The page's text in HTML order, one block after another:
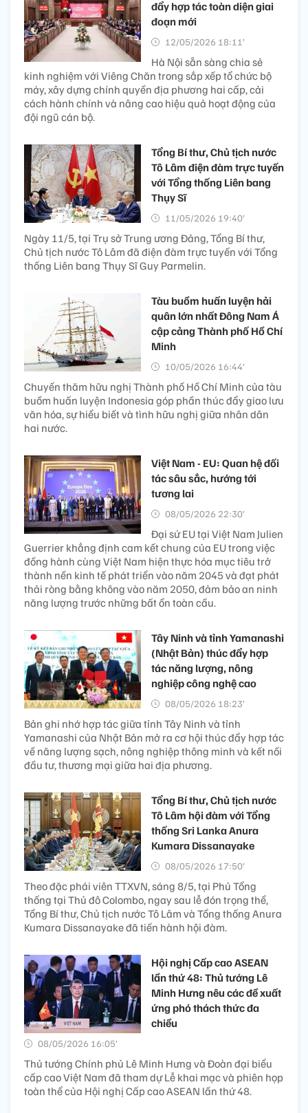
đẩy hợp tác toàn diện giai
đoạn mới
12/05/2026 18:11’
Hà Nội sẵn sàng chia sẻ
kinh nghiệm với Viêng Chăn trong sắp xếp tổ chức bộ
máy, xây dựng chính quyền địa phương hai cấp, cải
cách hành chính và nâng cao hiệu quả hoạt động của
đội ngũ cán bộ.
Tổng Bí thư, Chủ tịch nước
Tô Lâm điện đàm trực tuyến
với Tổng thống Liên bang
Thụy Sĩ
11/05/2026 19:40’
Ngày 11/5, tại Trụ sở Trung ương Đảng, Tổng Bí thư,
Chủ tịch nước Tô Lâm đã điện đàm trực tuyến với Tổng
thống Liên bang Thụy Sĩ Guy Parmelin.
Tàu buồm huấn luyện hải
quân lớn nhất Đông Nam Á
cập cảng Thành phố Hồ Chí
Minh
10/05/2026 16:44’
Chuyến thăm hữu nghị Thành phố Hồ Chí Minh của tàu
buồm huấn luyện Indonesia góp phần thúc đẩy giao lưu
văn hóa, sự hiểu biết và tình hữu nghị giữa nhân dân
hai nước.
Việt Nam - EU: Quan hệ đối
tác sâu sắc, hướng tới
tương lai
08/05/2026 22:30’
Đại sứ EU tại Việt Nam Julien
Guerrier khẳng định cam kết chung của EU trong việc
đồng hành cùng Việt Nam hiện thực hóa mục tiêu trở
thành nền kinh tế phát triển vào năm 2045 và đạt phát
thải ròng bằng không vào năm 2050, đảm bảo an ninh
năng lượng trước những bất ổn toàn cầu.
Tây Ninh và tỉnh Yamanashi
(Nhật Bản) thúc đẩy hợp
tác năng lượng, nông
nghiệp công nghệ cao
08/05/2026 18:23’
Bản ghi nhớ hợp tác giữa tỉnh Tây Ninh và tỉnh
Yamanashi của Nhật Bản mở ra cơ hội thúc đẩy hợp tác
về năng lượng sạch, nông nghiệp thông minh và kết nối
đầu tư, thương mại giữa hai địa phương.
Tổng Bí thư, Chủ tịch nước
Tô Lâm hội đàm với Tổng
thống Sri Lanka Anura
Kumara Dissanayake
08/05/2026 17:50’
Theo đặc phái viên TTXVN, sáng 8/5, tại Phủ Tổng
thống tại Thủ đô Colombo, ngay sau lễ đón trọng thể,
Tổng Bí thư, Chủ tịch nước Tô Lâm và Tổng thống Anura
Kumara Dissanayake đã tiến hành hội đàm.
Hội nghị Cấp cao ASEAN
lần thứ 48: Thủ tướng Lê
Minh Hưng nêu các đề xuất
ứng phó thách thức đa
chiều
08/05/2026 16:05’
Thủ tướng Chính phủ Lê Minh Hưng và Đoàn đại biểu
cấp cao Việt Nam đã tham dự Lễ khai mạc và phiên họp
toàn thể của Hội nghị Cấp cao ASEAN lần thứ 48.